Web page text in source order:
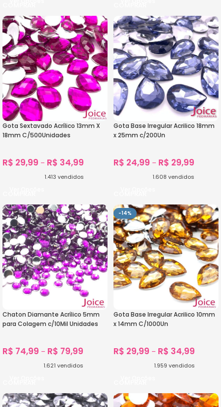
Gota Sextavado Acrílico 13mm X
18mm C/500Unidades
R$ 29,99 – R$ 34,99
1.413 vendidos
Gota Base Irregular Acrilico 18mm
x 25mm c/200Un
R$ 24,99 – R$ 29,99
1.608 vendidos
Chaton Diamante Acrílico 5mm
para Colagem c/10Mil Unidades
R$ 74,99 – R$ 79,99
1.621 vendidos
-14%
Gota Base Irregular Acrilico 10mm
x 14mm C/1000Un
R$ 29,99 – R$ 34,99
1.959 vendidos